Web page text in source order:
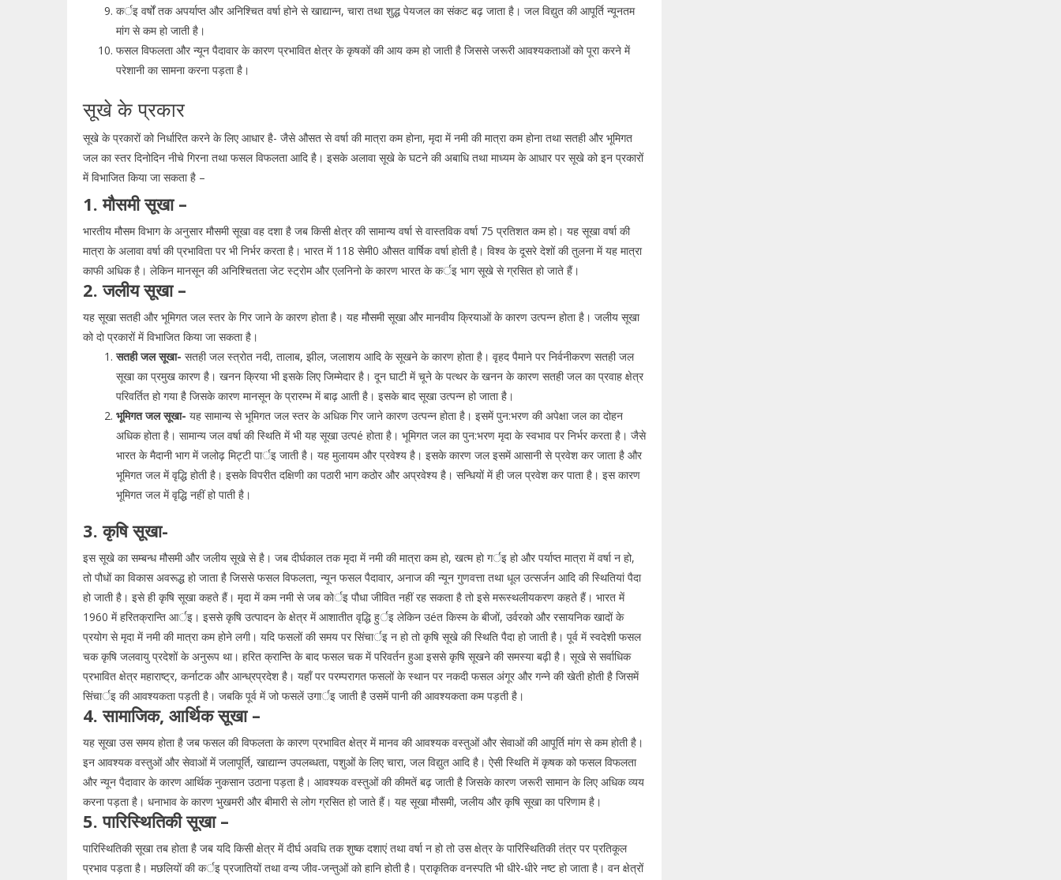
कर्इ वर्षों तक अपर्याप्त और अनिश्चित वर्षा होने से खाद्यान्न, चारा तथा शुद्ध पेयजल का संकट बढ़ जाता है। जल विद्युत की आपूर्ति न्यूनतम
मांग से कम हो जाती है।
फसल विफलता और न्यून पैदावार के कारण प्रभावित क्षेत्र के कृषकों की आय कम हो जाती है जिससे जरूरी आवश्यकताओं को पूरा करने में
परेशानी का सामना करना पड़ता है।
सूखे के प्रकार
सूखे के प्रकारों को निर्धारित करने के लिए आधार है- जैसे औसत से वर्षा की मात्रा कम होना, मृदा में नमी की मात्रा कम होना तथा सतही और भूमिगत
जल का स्तर दिनोदिन नीचे गिरना तथा फसल विफलता आदि है। इसके अलावा सूखे के घटने की अबाधि तथा माध्यम के आधार पर सूखे को इन प्रकारों
में विभाजित किया जा सकता है –
1. मौसमी सूखा –
भारतीय मौसम विभाग के अनुसार मौसमी सूखा वह दशा है जब किसी क्षेत्र की सामान्य वर्षा से वास्तविक वर्षा 75 प्रतिशत कम हो। यह सूखा वर्षा की
मात्रा के अलावा वर्षा की प्रभाविता पर भी निर्भर करता है। भारत में 118 सेमी0 औसत वार्षिक वर्षा होती है। विश्व के दूसरे देशों की तुलना में यह मात्रा
काफी अधिक है। लेकिन मानसून की अनिश्चितता जेट स्ट्रोम और एलनिनो के कारण भारत के कर्इ भाग सूखे से ग्रसित हो जाते हैं।
2. जलीय सूखा –
यह सूखा सतही और भूमिगत जल स्तर के गिर जाने के कारण होता है। यह मौसमी सूखा और मानवीय क्रियाओं के कारण उत्पन्न होता है। जलीय सूखा
को दो प्रकारों में विभाजित किया जा सकता है।
सतही जल सूखा- सतही जल स्त्रोत नदी, तालाब, झील, जलाशय आदि के सूखने के कारण होता है। वृहद पैमाने पर निर्वनीकरण सतही जल
सूखा का प्रमुख कारण है। खनन क्रिया भी इसके लिए जिम्मेदार है। दून घाटी में चूने के पत्थर के खनन के कारण सतही जल का प्रवाह क्षेत्र
परिवर्तित हो गया है जिसके कारण मानसून के प्रारम्भ में बाढ़ आती है। इसके बाद सूखा उत्पन्न हो जाता है।
भूमिगत जल सूखा- यह सामान्य से भूमिगत जल स्तर के अधिक गिर जाने कारण उत्पन्न होता है। इसमें पुन:भरण की अपेक्षा जल का दोहन
अधिक होता है। सामान्य जल वर्षा की स्थिति में भी यह सूखा उत्पé होता है। भूमिगत जल का पुन:भरण मृदा के स्वभाव पर निर्भर करता है। जैसे
भारत के मैदानी भाग में जलोढ़ मिट्टी पार्इ जाती है। यह मुलायम और प्रवेश्य है। इसके कारण जल इसमें आसानी से प्रवेश कर जाता है और
भूमिगत जल में वृद्धि होती है। इसके विपरीत दक्षिणी का पठारी भाग कठोर और अप्रवेश्य है। सन्धियों में ही जल प्रवेश कर पाता है। इस कारण
भूमिगत जल में वृद्धि नहीं हो पाती है।
3. कृषि सूखा-
इस सूखे का सम्बन्ध मौसमी और जलीय सूखे से है। जब दीर्घकाल तक मृदा में नमी की मात्रा कम हो, खत्म हो गर्इ हो और पर्याप्त मात्रा में वर्षा न हो,
तो पौधों का विकास अवरूद्ध हो जाता है जिससे फसल विफलता, न्यून फसल पैदावार, अनाज की न्यून गुणवत्ता तथा धूल उत्सर्जन आदि की स्थितियां पैदा
हो जाती है। इसे ही कृषि सूखा कहते हैं। मृदा में कम नमी से जब कोर्इ पौधा जीवित नहीं रह सकता है तो इसे मरूस्थलीयकरण कहते हैं। भारत में
1960 में हरितक्रान्ति आर्इ। इससे कृषि उत्पादन के क्षेत्र में आशातीत वृद्धि हुर्इ लेकिन उéत किस्म के बीजों, उर्वरको और रसायनिक खादों के
प्रयोग से मृदा में नमी की मात्रा कम होने लगी। यदि फसलों की समय पर सिंचार्इ न हो तो कृषि सूखे की स्थिति पैदा हो जाती है। पूर्व में स्वदेशी फसल
चक कृषि जलवायु प्रदेशों के अनुरूप था। हरित क्रान्ति के बाद फसल चक में परिवर्तन हुआ इससे कृषि सूखने की समस्या बढ़ी है। सूखे से सर्वाधिक
प्रभावित क्षेत्र महाराष्ट्र, कर्नाटक और आन्ध्रप्रदेश है। यहाँ पर परम्परागत फसलों के स्थान पर नकदी फसल अंगूर और गन्ने की खेती होती है जिसमें
सिंचार्इ की आवश्यकता पड़ती है। जबकि पूर्व में जो फसलें उगार्इ जाती है उसमें पानी की आवश्यकता कम पड़ती है।
4. सामाजिक, आर्थिक सूखा –
यह सूखा उस समय होता है जब फसल की विफलता के कारण प्रभावित क्षेत्र में मानव की आवश्यक वस्तुओं और सेवाओं की आपूर्ति मांग से कम होती है।
इन आवश्यक वस्तुओं और सेवाओं में जलापूर्ति, खाद्यान्न उपलब्धता, पशुओं के लिए चारा, जल विद्युत आदि है। ऐसी स्थिति में कृषक को फसल विफलता
और न्यून पैदावार के कारण आर्थिक नुकसान उठाना पड़ता है। आवश्यक वस्तुओं की कीमतें बढ़ जाती है जिसके कारण जरूरी सामान के लिए अधिक व्यय
करना पड़ता है। धनाभाव के कारण भुखमरी और बीमारी से लोग ग्रसित हो जाते हैं। यह सूखा मौसमी, जलीय और कृषि सूखा का परिणाम है।
5. पारिस्थितिकी सूखा –
पारिस्थितिकी सूखा तब होता है जब यदि किसी क्षेत्र में दीर्घ अवधि तक शुष्क दशाएं तथा वर्षा न हो तो उस क्षेत्र के पारिस्थितिकी तंत्र पर प्रतिकूल
प्रभाव पड़ता है। मछलियों की कर्इ प्रजातियों तथा वन्य जीव-जन्तुओं को हानि होती है। प्राकृतिक वनस्पति भी धीरे-धीरे नष्ट हो जाता है। वन क्षेत्रों